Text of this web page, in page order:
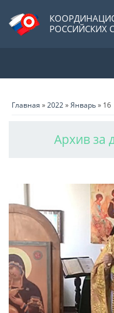
РОССИЙСКИХ
Главная »2022»Январь» 16
Архив за